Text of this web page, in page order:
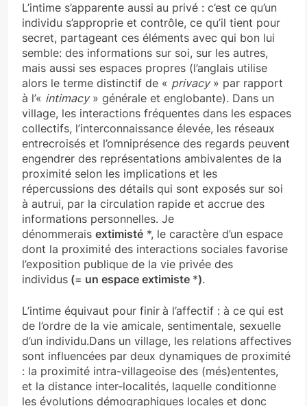
L’intime s’apparente aussi au privé : c’est ce qu’un
individu s’approprie et contrôle, ce qu’il tient pour
secret, partageant ces éléments avec qui bon lui
semble: des informations sur soi, sur les autres,
mais aussi ses espaces propres (l’anglais utilise
alors le terme distinctif de « privacy» par rapport
à l’« intimacy» générale et englobante). Dans un
village, les interactions fréquentes dans les espaces
collectifs, l’interconnaissance élevée, les réseaux
entrecroisés et l’omniprésence des regards peuvent
engendrer des représentations ambivalentes de la
proximité selon les implications et les
répercussions des détails qui sont exposés sur soi
à autrui, par la circulation rapide et accrue des
informations personnelles. Je
dénommerais extimisté *, le caractère d’un espace
dont la proximité des interactions sociales favorise
l’exposition publique de la vie privée des
individus (= un espace extimiste *).
L’intime équivaut pour finir à l’affectif : à ce qui est
de l’ordre de la vie amicale, sentimentale, sexuelle
d’un individu.Dans un village, les relations affectives
sont influencées par deux dynamiques de proximité
: la proximité intra-villageoise des (més)ententes,
et la distance inter-localités, laquelle conditionne
les évolutions démographiques locales et donc